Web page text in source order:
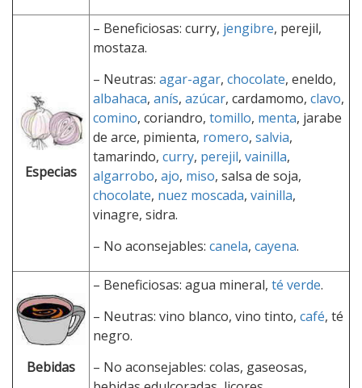
Especias
– Beneficiosas: curry, jengibre, perejil,
mostaza.
– Neutras: agar-agar, chocolate, eneldo,
albahaca, anís, azúcar, cardamomo, clavo,
comino, coriandro, tomillo, menta, jarabe
de arce, pimienta, romero, salvia,
tamarindo, curry, perejil, vainilla,
algarrobo, ajo, miso, salsa de soja,
chocolate, nuez moscada, vainilla,
vinagre, sidra.
– No aconsejables: canela, cayena.
Bebidas
– Beneficiosas: agua mineral, té verde.
– Neutras: vino blanco, vino tinto, café, té
negro.
– No aconsejables: colas, gaseosas,